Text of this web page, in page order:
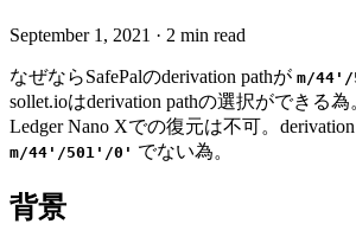
September 1, 2021 · 2 min read
なぜならSafePalのderivation pathが m/
sollet.ioはderivation pathの選択ができる
Ledger Nano Xでの復元は不可。
m/44'/501'/0' でない為。
背景